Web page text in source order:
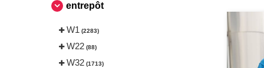
Bella+Canvas
Black&Match
Build Your Brand
CASE LOGIC
entrepôt
W1 (2283)
W22 (88)
W32 (1713)